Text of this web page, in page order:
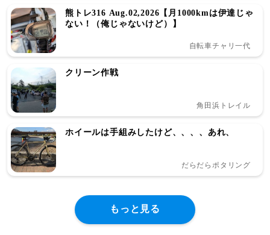
熊トレ316 Aug.02,2026【月1000kmは伊達じゃ
ない！（俺じゃないけど）】
自転車チャリ一代
クリーン作戦
角田浜トレイル
ホイールは手組みしたけど、、、、あれ、
だらだらポタリング
もっと見る